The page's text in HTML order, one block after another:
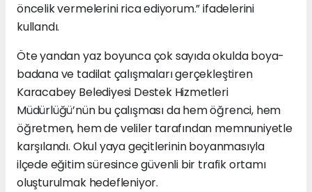
öncelik vermelerini rica ediyorum.” ifadelerini
kullandı.
Öte yandan yaz boyunca çok sayıda okulda boya-
badana ve tadilat çalışmaları gerçekleştiren
Karacabey Belediyesi Destek Hizmetleri
Müdürlüğü’nün bu çalışması da hem öğrenci, hem
öğretmen, hem de veliler tarafından memnuniyetle
karşılandı. Okul yaya geçitlerinin boyanmasıyla
ilçede eğitim süresince güvenli bir trafik ortamı
oluşturulmak hedefleniyor.